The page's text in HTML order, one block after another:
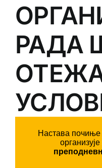
РАДА
Настава почиње